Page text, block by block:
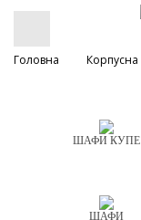
Головна Корпусна
ШАФИ КУПЕ
ШАФИ